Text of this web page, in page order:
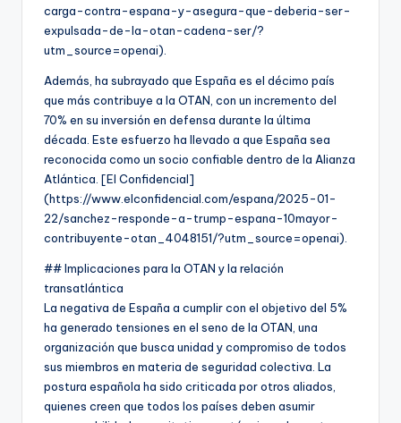
carga-contra-espana-y-asegura-que-deberia-ser-
expulsada-de-la-otan-cadena-ser/?
utm_source=openai).
Además, ha subrayado que España es el décimo país
que más contribuye a la OTAN, con un incremento del
70% en su inversión en defensa durante la última
década. Este esfuerzo ha llevado a que España sea
reconocida como un socio confiable dentro de la Alianza
Atlántica. [El Confidencial]
(https://www.elconfidencial.com/espana/2025-01-
22/sanchez-responde-a-trump-espana-10mayor-
contribuyente-otan_4048151/?utm_source=openai).
## Implicaciones para la OTAN y la relación
transatlántica
La negativa de España a cumplir con el objetivo del 5%
ha generado tensiones en el seno de la OTAN, una
organización que busca unidad y compromiso de todos
sus miembros en materia de seguridad colectiva. La
postura española ha sido criticada por otros aliados,
quienes creen que todos los países deben asumir